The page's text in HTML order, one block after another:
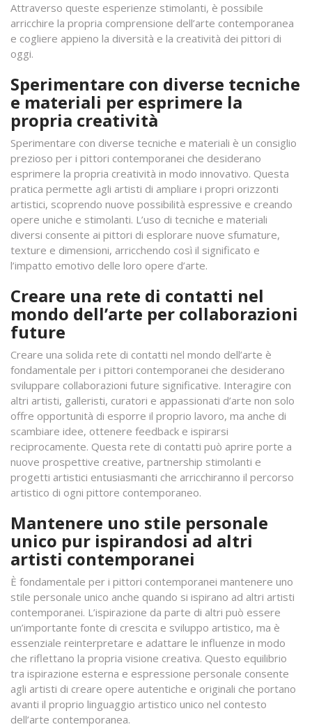
Attraverso queste esperienze stimolanti, è possibile
arricchire la propria comprensione dell’arte contemporanea
e cogliere appieno la diversità e la creatività dei pittori di
oggi.
Sperimentare con diverse tecniche
e materiali per esprimere la
propria creatività
Sperimentare con diverse tecniche e materiali è un consiglio
prezioso per i pittori contemporanei che desiderano
esprimere la propria creatività in modo innovativo. Questa
pratica permette agli artisti di ampliare i propri orizzonti
artistici, scoprendo nuove possibilità espressive e creando
opere uniche e stimolanti. L’uso di tecniche e materiali
diversi consente ai pittori di esplorare nuove sfumature,
texture e dimensioni, arricchendo così il significato e
l’impatto emotivo delle loro opere d’arte.
Creare una rete di contatti nel
mondo dell’arte per collaborazioni
future
Creare una solida rete di contatti nel mondo dell’arte è
fondamentale per i pittori contemporanei che desiderano
sviluppare collaborazioni future significative. Interagire con
altri artisti, galleristi, curatori e appassionati d’arte non solo
offre opportunità di esporre il proprio lavoro, ma anche di
scambiare idee, ottenere feedback e ispirarsi
reciprocamente. Questa rete di contatti può aprire porte a
nuove prospettive creative, partnership stimolanti e
progetti artistici entusiasmanti che arricchiranno il percorso
artistico di ogni pittore contemporaneo.
Mantenere uno stile personale
unico pur ispirandosi ad altri
artisti contemporanei
È fondamentale per i pittori contemporanei mantenere uno
stile personale unico anche quando si ispirano ad altri artisti
contemporanei. L’ispirazione da parte di altri può essere
un’importante fonte di crescita e sviluppo artistico, ma è
essenziale reinterpretare e adattare le influenze in modo
che riflettano la propria visione creativa. Questo equilibrio
tra ispirazione esterna e espressione personale consente
agli artisti di creare opere autentiche e originali che portano
avanti il proprio linguaggio artistico unico nel contesto
dell’arte contemporanea.